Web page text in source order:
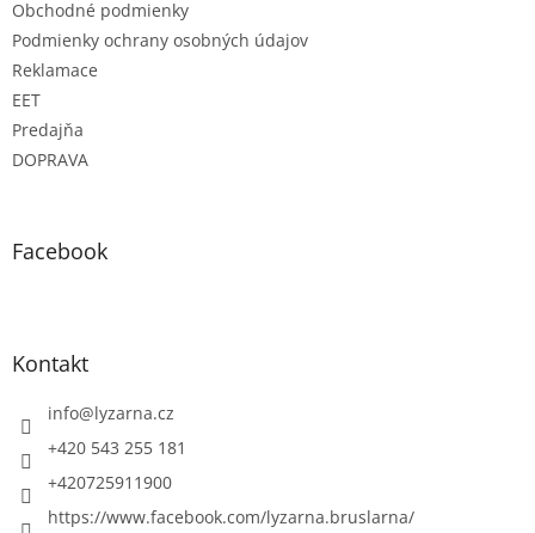
Obchodné podmienky
Podmienky ochrany osobných údajov
Reklamace
EET
Predajňa
DOPRAVA
Facebook
Kontakt
info@lyzarna.cz
+420 543 255 181
+420725911900
https://www.facebook.com/lyzarna.bruslarna/